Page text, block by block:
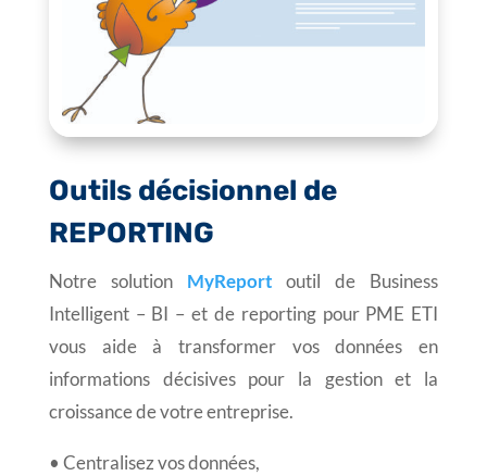
Outils décisionnel de
REPORTING
Notre solution MyReport outil de Business
Intelligent – BI – et de reporting pour PME ETI
vous aide à transformer vos données en
informations décisives pour la gestion et la
croissance de votre entreprise.
• Centralisez vos données,